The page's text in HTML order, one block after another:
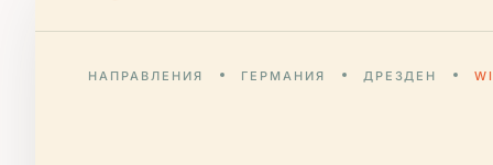
НАПРАВЛЕНИЯ ГЕРМАНИЯ ДРЕЗДЕН